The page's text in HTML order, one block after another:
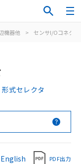
機器他 > センサI/Oコネク
式セレクタ
English PDF出力